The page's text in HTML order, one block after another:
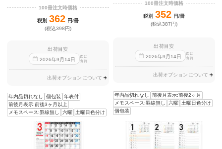
100冊注文時価格
税別 362 円/冊
(税込398円)
出荷目安
2026年9 月 14日
迄に
出荷
出荷オプションについて
年内品切れなし 個包装
年表付
前後月表示:前後3ヶ月以上
メモスペース:罫線無し
六曜 土曜日色分け
100冊注文時価格
税別 352 円/冊
(税込387円)
出荷目安
2026年9 月 14日
迄に
出荷
出荷オプションについて
年内品切れなし
前後月表示:前後2ヶ月
メモスペース:罫線無し
六曜
土曜日色分け
個包装